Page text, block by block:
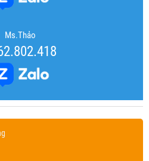
Ms.Thảo